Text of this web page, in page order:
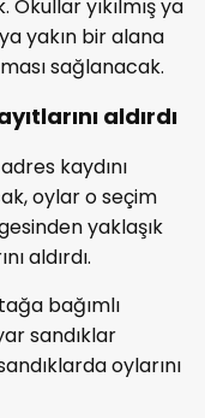
yıkılmış ya
yakın bir alana
sağlanacak.
aldırdı
kaydını
oylar o seçim
yaklaşık
aldırdı.
bağımlı
sandıklar
oylarını